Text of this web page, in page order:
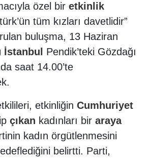
özel bir etkinlik
tüm kızları davetlidir”
buluşma, 13 Haziran
İstanbul
Pendik’teki Gözdağı
saat 14.00’te
etkinliğin Cumhuriyet
çıkan kadınları bir araya
kadın örgütlenmesini
belirtti. Parti,